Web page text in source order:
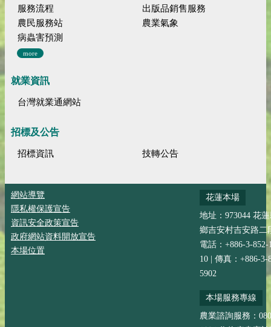
服務流程
出版品銷售服務
農民服務站
農業氣象
病蟲害預測
more
就業資訊
台灣就業通網站
招標及公告
招標資訊 技轉公告
網站導覽
隱私權保護宣告
資訊安全政策宣告
政府網站資料開放宣告
本場位置
花蓮本場
地址：973044 花
鄉吉安村吉安路二
電話：+886-3-852-
10 | 傳真：+886-3-
5902
本場服務專線
農業諮詢服務：